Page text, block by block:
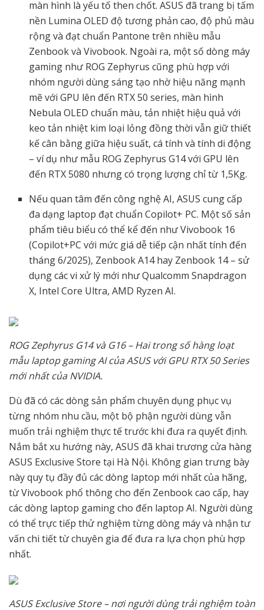
màn hình là yếu tố then chốt. ASUS đã trang bị tấm
nền Lumina OLED độ tương phản cao, độ phủ màu
rộng và đạt chuẩn Pantone trên nhiều mẫu
Zenbook và Vivobook. Ngoài ra, một số dòng máy
gaming như ROG Zephyrus cũng phù hợp với
nhóm người dùng sáng tạo nhờ hiệu năng mạnh
mẽ với GPU lên đến RTX 50 series, màn hình
Nebula OLED chuẩn màu, tản nhiệt hiệu quả với
keo tản nhiệt kim loại lỏng đồng thời vẫn giữ thiết
kế cân bằng giữa hiệu suất, cá tính và tính di động
– ví dụ như mẫu ROG Zephyrus G14 với GPU lên
đến RTX 5080 nhưng có trọng lượng chỉ từ 1,5Kg.
Nếu quan tâm đến công nghệ AI, ASUS cung cấp
đa dạng laptop đạt chuẩn Copilot+ PC. Một số sản
phẩm tiêu biểu có thể kể đến như Vivobook 16
(Copilot+PC với mức giá dễ tiếp cận nhất tính đến
tháng 6/2025), Zenbook A14 hay Zenbook 14 – sử
dụng các vi xử lý mới như Qualcomm Snapdragon
X, Intel Core Ultra, AMD Ryzen AI.
ROG Zephyrus G14 và G16 – Hai trong số hàng loạt
mẫu laptop gaming AI của ASUS với GPU RTX 50 Series
mới nhất của NVIDIA.
Dù đã có các dòng sản phẩm chuyên dụng phục vụ
từng nhóm nhu cầu, một bộ phận người dùng vẫn
muốn trải nghiệm thực tế trước khi đưa ra quyết định.
Nắm bắt xu hướng này, ASUS đã khai trương cửa hàng
ASUS Exclusive Store tại Hà Nội. Không gian trưng bày
này quy tụ đầy đủ các dòng laptop mới nhất của hãng,
từ Vivobook phổ thông cho đến Zenbook cao cấp, hay
các dòng laptop gaming cho đến laptop AI. Người dùng
có thể trực tiếp thử nghiệm từng dòng máy và nhận tư
vấn chi tiết từ chuyên gia để đưa ra lựa chọn phù hợp
nhất.
ASUS Exclusive Store – nơi người dùng trải nghiệm toàn